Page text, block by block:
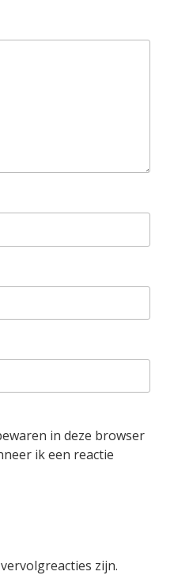
in deze browser
ik een reactie
zijn.